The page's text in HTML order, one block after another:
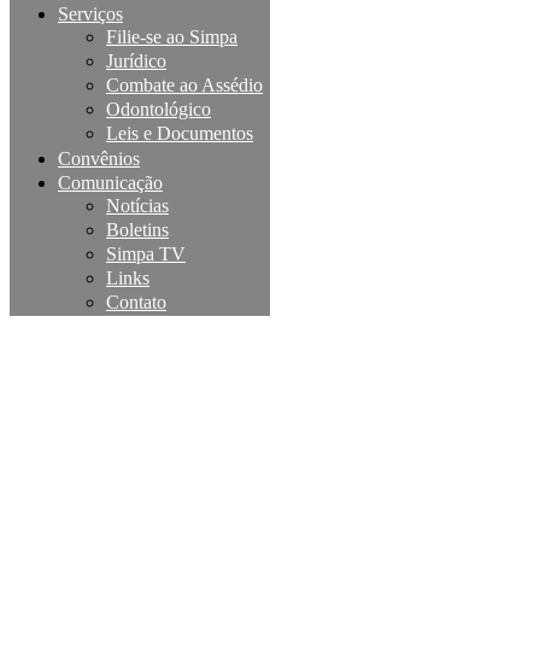
Serviços
Filie-se ao Simpa
Jurídico
Combate ao Assédio
Odontológico
Leis e Documentos
Convênios
Comunicação
Notícias
Boletins
Simpa TV
Links
Contato